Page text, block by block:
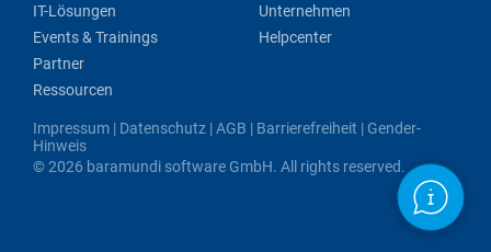
IT-Lösungen
Events & Trainings
Partner
Ressourcen
Unternehmen
Helpcenter
Impressum | Datenschutz |AGB | Barrierefreiheit | Gender-
Hinweis
© 2026 baramundi software GmbH. All rights reserved.